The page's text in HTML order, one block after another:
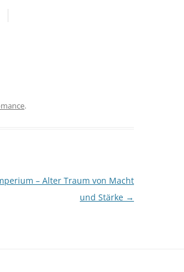
.
– Alter Traum von Macht
und Stärke →